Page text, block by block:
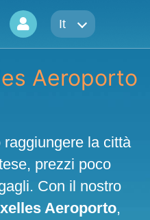
It
Aeroporto
la città
prezzi poco
Con il nostro
Aeroporto,